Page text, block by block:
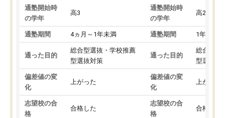
通塾開始時
の学年
高3
通塾期間 4ヵ月～1年未満
通った目的
総合型選抜・学校推薦
型選抜対策
偏差値の変
化
上がった
志望校の合
格
合格した
通塾開始時
の学年
高2
通塾期間 1年以上
通った目的
総合型選
型選抜対
偏差値の変
化
上がった
志望校の合
格
合格した